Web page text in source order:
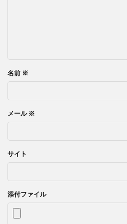
名前 ※
メール ※
サイト
添付ファイル